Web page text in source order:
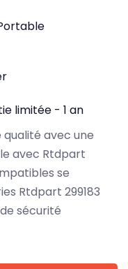
limitée - 1 an
avec une
avec Rtdpart
se
Rtdpart 299183
sécurité